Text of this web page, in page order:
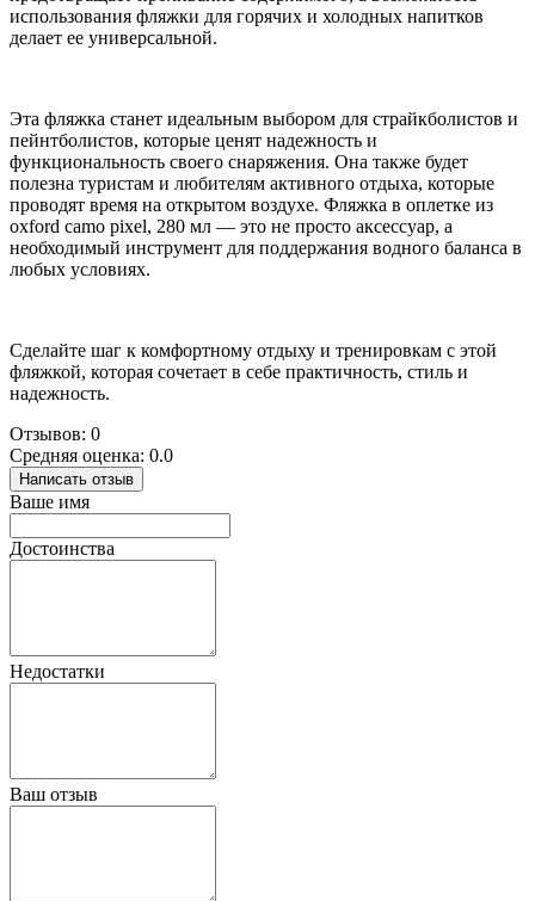
использования фляжки для горячих и холодных напитков
делает ее универсальной.
Эта фляжка станет идеальным выбором для страйкболистов и
пейнтболистов, которые ценят надежность и
функциональность своего снаряжения. Она также будет
полезна туристам и любителям активного отдыха, которые
проводят время на открытом воздухе. Фляжка в оплетке из
oxford camo pixel, 280 мл — это не просто аксессуар, а
необходимый инструмент для поддержания водного баланса в
любых условиях.
Сделайте шаг к комфортному отдыху и тренировкам с этой
фляжкой, которая сочетает в себе практичность, стиль и
надежность.
Отзывов: 0
Средняя оценка: 0.0
Написать отзыв
Ваше имя
Достоинства
Недостатки
Ваш отзыв